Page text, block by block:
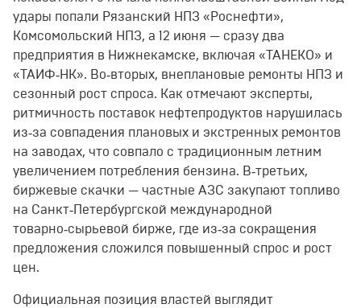
удары попали Рязанский НПЗ «Роснефти»,
Комсомольский НПЗ, а 12 июня — сразу два
предприятия в Нижнекамске, включая «ТАНЕКО» и
«ТАИФ‑НК». Во‑вторых, внеплановые ремонты НПЗ и
сезонный рост спроса. Как отмечают эксперты,
ритмичность поставок нефтепродуктов нарушилась
из‑за совпадения плановых и экстренных ремонтов
на заводах, что совпало с традиционным летним
увеличением потребления бензина. В‑третьих,
биржевые скачки — частные АЗС закупают топливо
на Санкт‑Петербургской международной
товарно‑сырьевой бирже, где из‑за сокращения
предложения сложился повышенный спрос и рост
цен.
Официальная позиция властей выглядит